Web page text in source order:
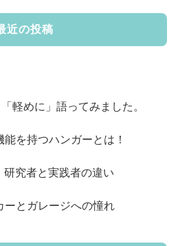
近の投稿
軽めに」語ってみました。
能を持つハンガーとは！
究者と実践者の違い
ーとガレージへの憧れ